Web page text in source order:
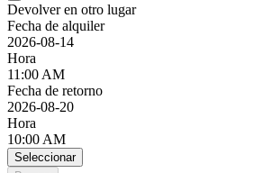
Devolver en otro lugar
Fecha de alquiler
2026-08-14
Hora
11:00 AM
Fecha de retorno
2026-08-20
Hora
10:00 AM
Seleccionar